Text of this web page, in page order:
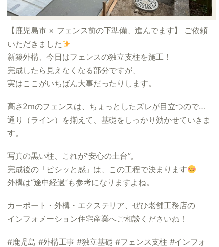
【鹿児島市 × フェンス前の下準備、進んでます】
ご依頼
いただきました
新築外構、今日はフェンスの独立支柱を施工！
完成したら見えなくなる部分ですが、
実はここがいちばん大事だったりします。
高さ2mのフェンスは、ちょっとしたズレが目立つので…
通り（ライン）を揃えて、基礎をしっかり効かせていきま
す。
写真の黒い柱、これが“安心の土台”。
完成後の「ピシッと感」は、この工程で決まります
外構は“途中経過”も参考になりますよね。
カーポート・外構・エクステリア、ぜひ老舗工務店の
インフォメーション住宅産業へご相談くださいね！
#鹿児島 #外構工事 #独立基礎 #フェンス支柱 #インフォ